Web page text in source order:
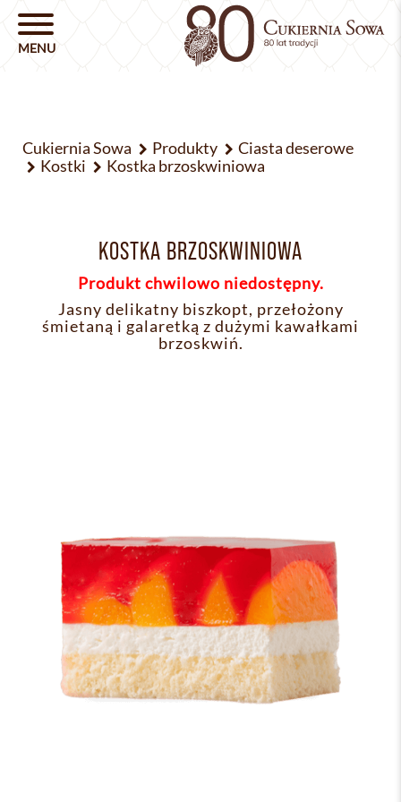
Cukiernia Sowa Produkty
Ciasta deserowe
Kostki
Kostka brzoskwiniowa
KOSTKA BRZOSKWINIOWA
Produkt chwilowo niedostępny.
Jasny delikatny biszkopt, przełożony
śmietaną i galaretką z dużymi kawałkami
brzoskwiń.